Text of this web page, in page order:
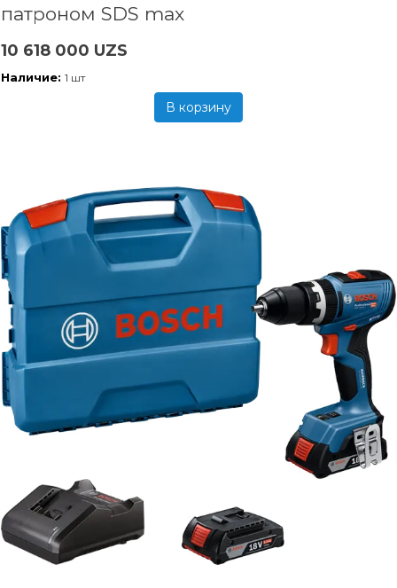
патроном SDS max
10 618 000 UZS
Наличие: 1 шт
В корзину